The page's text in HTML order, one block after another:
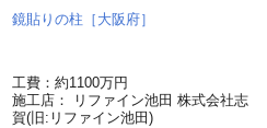
鏡貼りの柱［大阪府］
工費：約1100万円
施工店： リファイン池田 株式会社志
賀(旧:リファイン池田)